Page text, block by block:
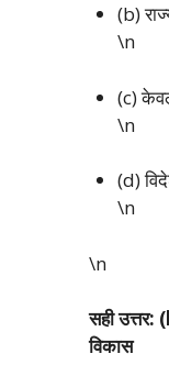
(b)
\n
(c)
\n
(d)
\n
\n
सही उत्तर:
विकास